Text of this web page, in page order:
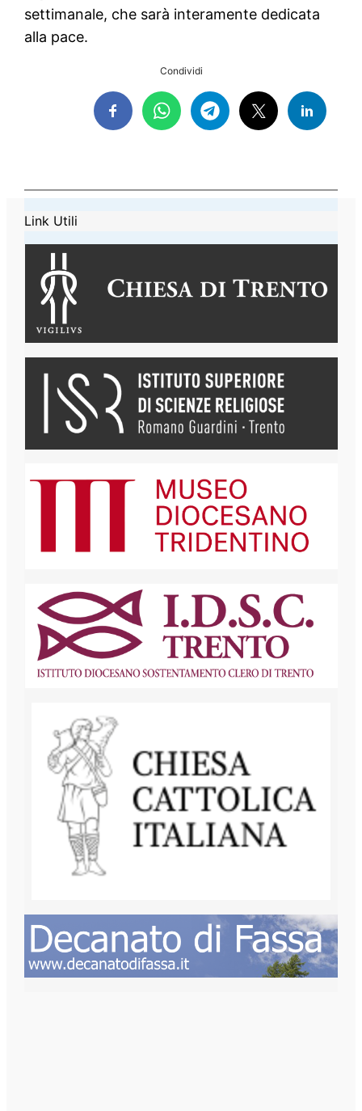
settimanale, che sarà interamente dedicata
alla pace.
Condividi
Link Utili